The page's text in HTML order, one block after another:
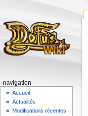
navigation
Accueil
Actualités
Modifications récentes